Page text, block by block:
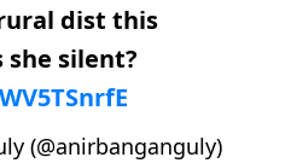
dist this
silent?
(@anirbanganguly)